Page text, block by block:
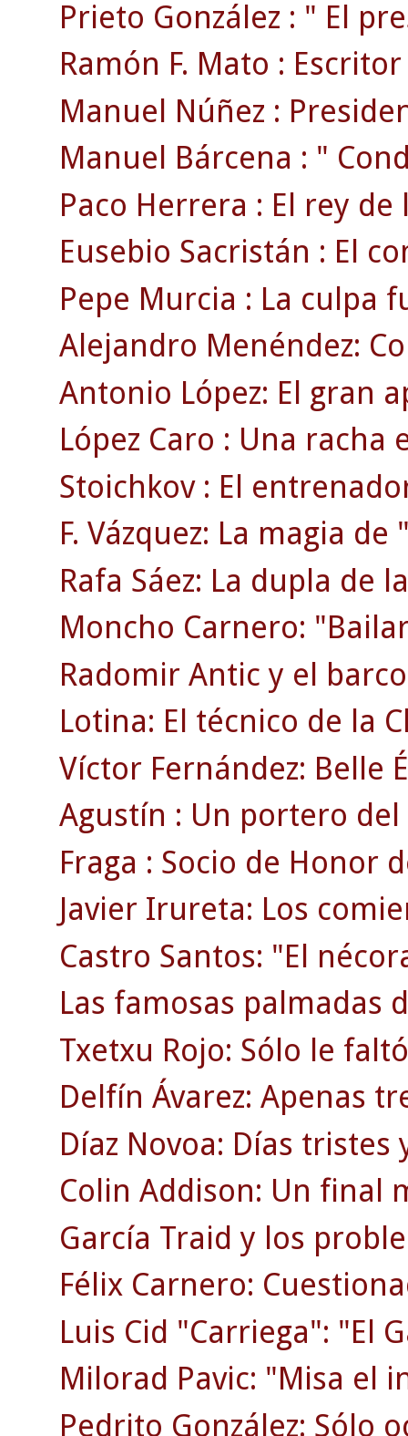
Prieto González : " El
Ramón F. Mato :
Manuel Núñez :
Manuel Bárcena : "
Paco Herrera : El rey
Eusebio Sacristán : El
Pepe Murcia : La culpa
Alejandro Menéndez:
Antonio López: El gran
López Caro : Una racha
Stoichkov : El
F. Vázquez: La magia
Rafa Sáez: La dupla de
Moncho Carnero:
Radomir Antic y el
Lotina: El técnico de la
Víctor Fernández: Belle
Agustín : Un portero del
Fraga : Socio de Honor
Javier Irureta: Los
Castro Santos: "El
Las famosas palmadas
Txetxu Rojo: Sólo le
Delfín Ávarez: Apenas
Díaz Novoa: Días tristes
Colin Addison: Un final
García Traid y los
Félix Carnero:
Luis Cid "Carriega": "El
Milorad Pavic: "Misa el
Pedrito González: Sólo